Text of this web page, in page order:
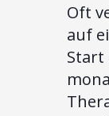
Oft
auf
Start